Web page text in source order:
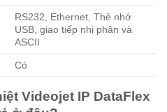
RS232, Ethernet, Thẻ nhớ
USB, giao tiếp nhị phân và
ASCII
Có
Videojet IP DataFlex